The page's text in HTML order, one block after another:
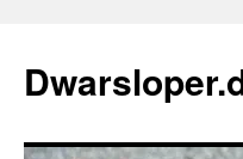
springen